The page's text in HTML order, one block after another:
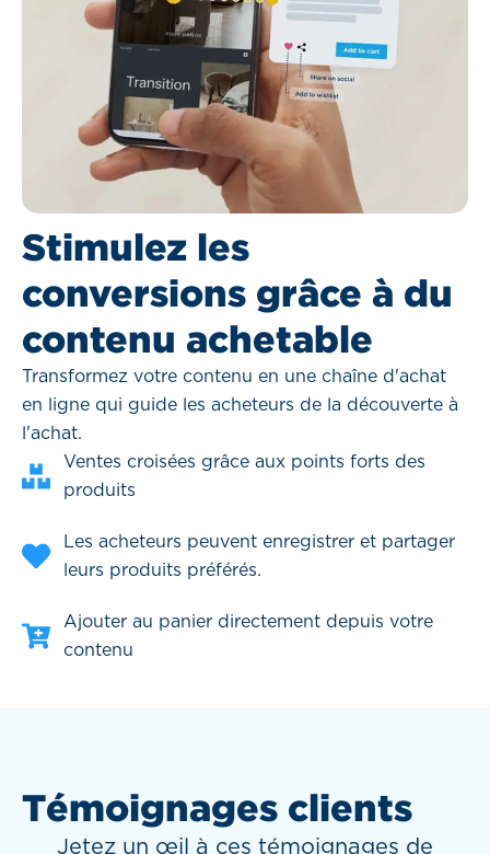
Stimulez les
conversions grâce à du
contenu achetable
Transformez votre contenu en une chaîne d'achat
en ligne qui guide les acheteurs de la découverte à
l'achat.
Ventes croisées grâce aux points forts des
produits
Les acheteurs peuvent enregistrer et partager
leurs produits préférés.
Ajouter au panier directement depuis votre
contenu
Témoignages clients
Jetez un œil à ces témoignages de